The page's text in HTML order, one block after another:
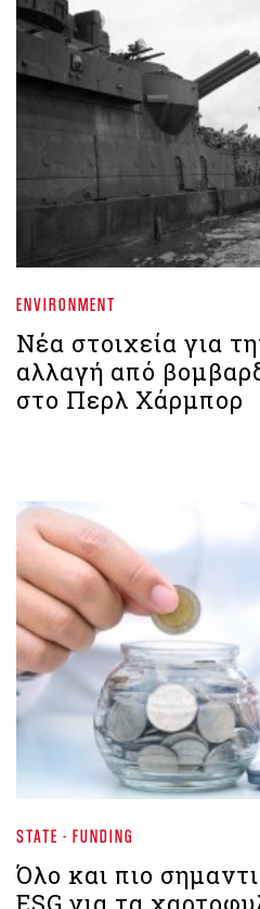
ENVIRONMENT
Νέα στοιχεία για
αλλαγή από
στο Περλ Χάρμπορ
STATE - FUNDING
Όλο και πιο